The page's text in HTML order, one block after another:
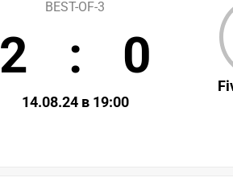
BEST-OF-3
2 : 0
14.08.24 в 19:00